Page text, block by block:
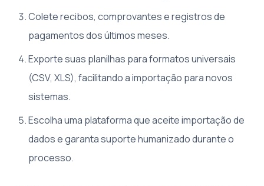
Colete recibos, comprovantes e registros de
pagamentos dos últimos meses.
Exporte suas planilhas para formatos universais
(CSV, XLS), facilitando a importação para novos
sistemas.
Escolha uma plataforma que aceite importação de
dados e garanta suporte humanizado durante o
processo.